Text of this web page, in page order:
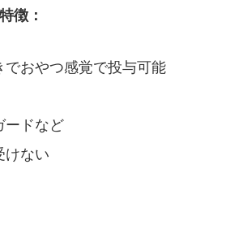
徴：
でおやつ感覚で投与可能
ードなど
けない